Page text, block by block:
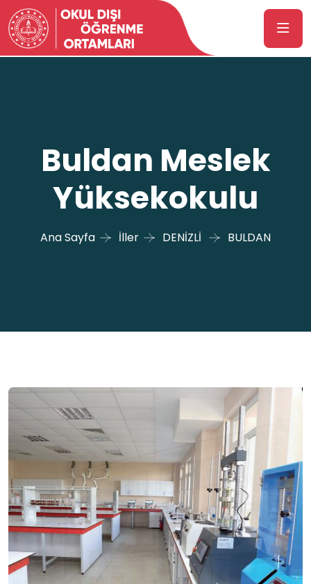
Buldan Meslek
Yüksekokulu
Ana Sayfa İller DENİZLİ BULDAN